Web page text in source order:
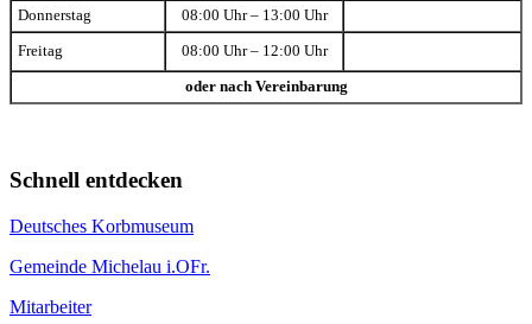
Donnerstag 08:00 Uhr – 13:00 Uhr
Freitag 08:00 Uhr – 12:00 Uhr
oder nach Vereinbarung
Schnell entdecken
Deutsches Korbmuseum
Gemeinde Michelau i.OFr.
Mitarbeiter